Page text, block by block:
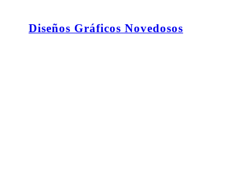
Diseños Gráficos Novedosos